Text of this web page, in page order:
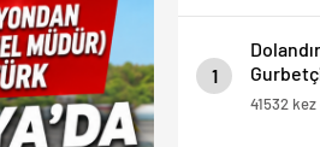
1
41532